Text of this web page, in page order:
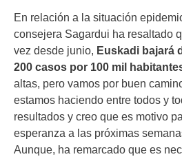
En relación a la situación
consejera Sagardui ha resaltado
vez desde junio, Euskadi bajará
200 casos por 100 mil
altas, pero vamos por buen
estamos haciendo entre todos y
resultados y creo que es motivo
esperanza a las próximas
Aunque, ha remarcado que es